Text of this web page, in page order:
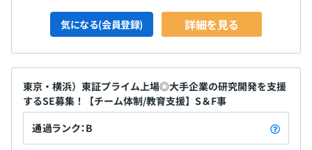
ステム製品の開発・販売をおこないます。
⑤「第二プライムビジネス事業部」
自社製品であるホテル売掛金システムや福祉関連システム
製品の開発・販売をおこないます。
⑥「西日本ビジネス事業部」
西日本地域への事業拡大をおこないます。
気になる(会員登録) 詳細を見る
東京・横浜）東証プライム上場◎大手企業の研究開発を支援
するSE募集！【チーム体制/教育支援】S＆F事
通過ランク：B